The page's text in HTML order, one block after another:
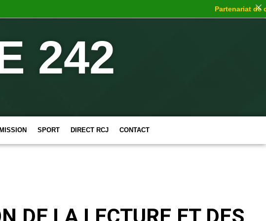
242
SPORT DIRECT RCJ CONTACT
DE LA LECTURE ET DES
Partenariat de choc :